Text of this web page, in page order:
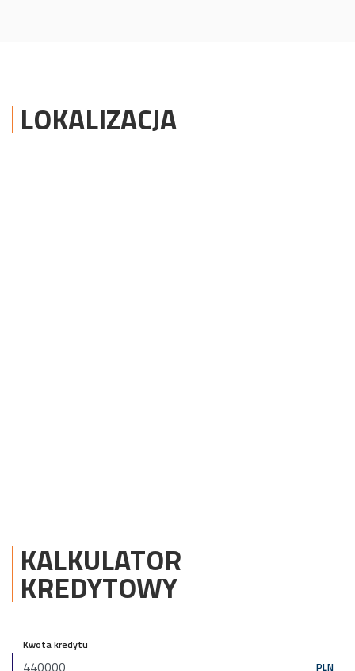
LOKALIZACJA
KALKULATOR
KREDYTOWY
Kwota kredytu
PLN